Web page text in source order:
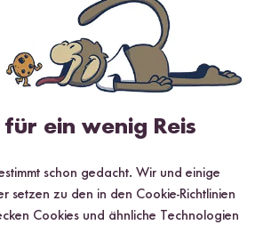
aus unseren bunten Kochwelten
bis hin zu Desserts
für die Zubereitung
Jetzt sichern
dir nach vollständiger Anmeldung zum Newsletter
für ein wenig Reis
schon gedacht. Wir und einige
setzen zu den in den Cookie-Richtlinien
Cookies und ähnliche Technologien